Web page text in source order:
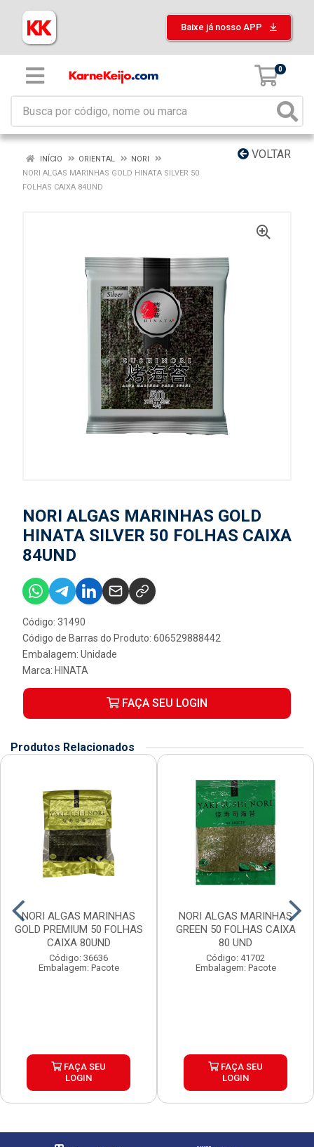
Baixe já nosso APP
0
VOLTAR
INÍCIO ORIENTAL
NORI
NORI ALGAS MARINHAS GOLD HINATA SILVER 50
FOLHAS CAIXA 84UND
NORI ALGAS MARINHAS GOLD
HINATA SILVER 50 FOLHAS CAIXA
84UND
Código: 31490
Código de Barras do Produto: 606529888442
Embalagem: Unidade
Marca: HINATA
FAÇA SEU LOGIN
Produtos Relacionados
NORI ALGAS MARINHAS
GOLD PREMIUM 50 FOLHAS
CAIXA 80UND
Código: 36636
Embalagem: Pacote
FAÇA SEU
LOGIN
NORI ALGAS MARINHAS
GREEN 50 FOLHAS CAIXA
80 UND
Código: 41702
Embalagem: Pacote
FAÇA SEU
LOGIN